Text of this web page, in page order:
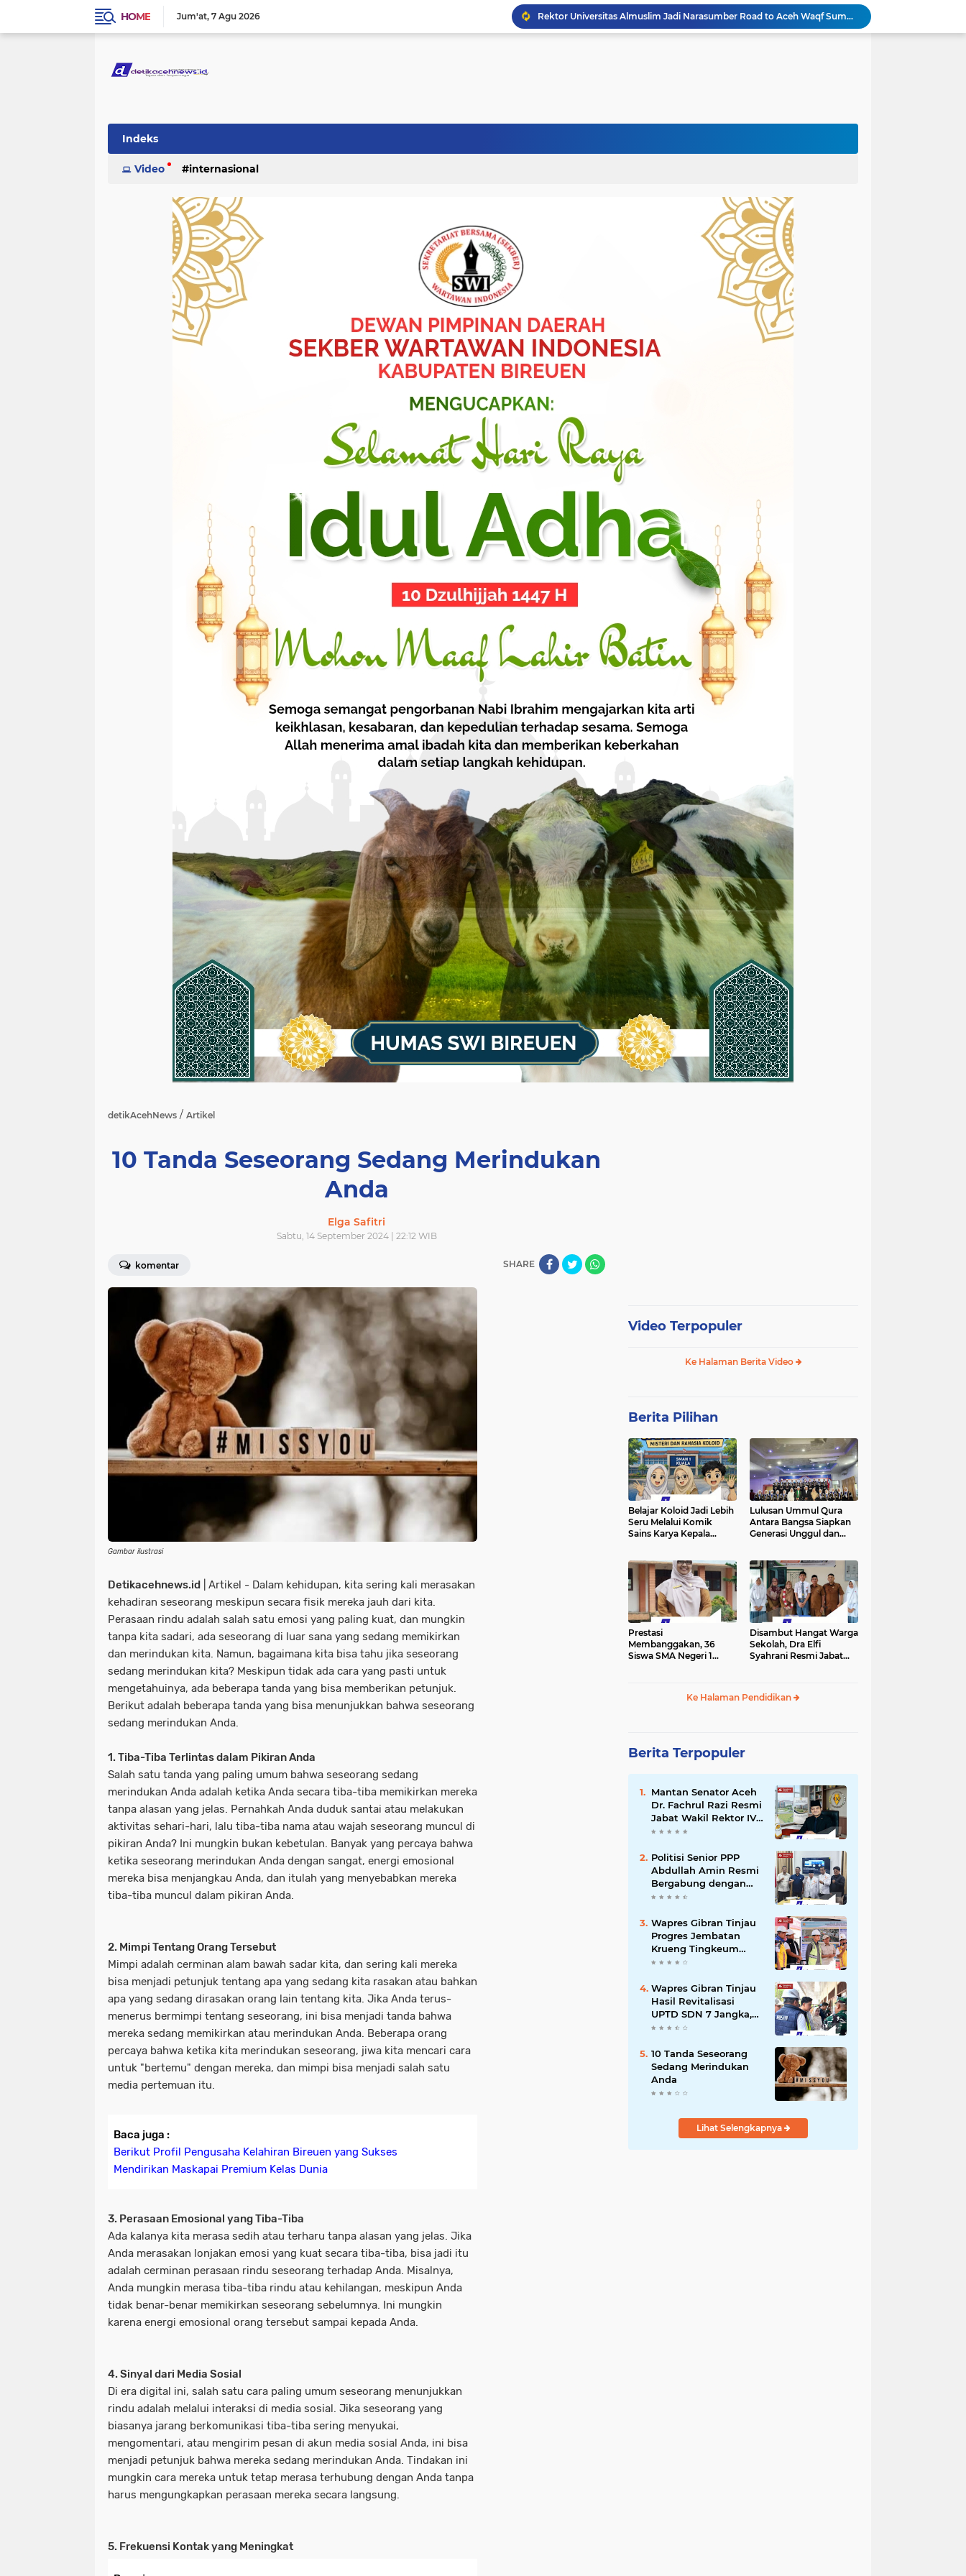
HOME Jum'at 7 Agu 2026
Rektor Universitas Almuslim Jadi Narasumber Road to Aceh Waqf Summit, Paparkan Praktik Baik Kampus Wakaf
Politisi Senior PPP Abdullah Amin Resmi Bergabung dengan PKS Bireuen
Wapres Gibran Tinjau Hasil Revitalisasi UPTD SDN 7 Jangka, Pastikan Pemulihan Pendidikan Pascabencana Berjalan Optimal
Indeks
Video internasional
detikAcehNews / Artikel
10 Tanda Seseorang Sedang Merindukan
Anda
Elga Safitri
Sabtu, 14 September 2024 | 22:12 WIB
komentar SHARE
Gambar ilustrasi
Detikacehnews.id | Artikel - Dalam kehidupan, kita sering kali merasakan
kehadiran seseorang meskipun secara fisik mereka jauh dari kita.
Perasaan rindu adalah salah satu emosi yang paling kuat, dan mungkin
tanpa kita sadari, ada seseorang di luar sana yang sedang memikirkan
dan merindukan kita. Namun, bagaimana kita bisa tahu jika seseorang
sedang merindukan kita? Meskipun tidak ada cara yang pasti untuk
mengetahuinya, ada beberapa tanda yang bisa memberikan petunjuk.
Berikut adalah beberapa tanda yang bisa menunjukkan bahwa seseorang
sedang merindukan Anda.
1. Tiba-Tiba Terlintas dalam Pikiran Anda
Salah satu tanda yang paling umum bahwa seseorang sedang
merindukan Anda adalah ketika Anda secara tiba-tiba memikirkan mereka
tanpa alasan yang jelas. Pernahkah Anda duduk santai atau melakukan
aktivitas sehari-hari, lalu tiba-tiba nama atau wajah seseorang muncul di
pikiran Anda? Ini mungkin bukan kebetulan. Banyak yang percaya bahwa
ketika seseorang merindukan Anda dengan sangat, energi emosional
mereka bisa menjangkau Anda, dan itulah yang menyebabkan mereka
tiba-tiba muncul dalam pikiran Anda.
2. Mimpi Tentang Orang Tersebut
Mimpi adalah cerminan alam bawah sadar kita, dan sering kali mereka
bisa menjadi petunjuk tentang apa yang sedang kita rasakan atau bahkan
apa yang sedang dirasakan orang lain tentang kita. Jika Anda terus-
menerus bermimpi tentang seseorang, ini bisa menjadi tanda bahwa
mereka sedang memikirkan atau merindukan Anda. Beberapa orang
percaya bahwa ketika kita merindukan seseorang, jiwa kita mencari cara
untuk "bertemu" dengan mereka, dan mimpi bisa menjadi salah satu
media pertemuan itu.
Baca juga :
Berikut Profil Pengusaha Kelahiran Bireuen yang Sukses
Mendirikan Maskapai Premium Kelas Dunia
3. Perasaan Emosional yang Tiba-Tiba
Ada kalanya kita merasa sedih atau terharu tanpa alasan yang jelas. Jika
Anda merasakan lonjakan emosi yang kuat secara tiba-tiba, bisa jadi itu
adalah cerminan perasaan rindu seseorang terhadap Anda. Misalnya,
Anda mungkin merasa tiba-tiba rindu atau kehilangan, meskipun Anda
tidak benar-benar memikirkan seseorang sebelumnya. Ini mungkin
karena energi emosional orang tersebut sampai kepada Anda.
4. Sinyal dari Media Sosial
Di era digital ini, salah satu cara paling umum seseorang menunjukkan
rindu adalah melalui interaksi di media sosial. Jika seseorang yang
biasanya jarang berkomunikasi tiba-tiba sering menyukai,
mengomentari, atau mengirim pesan di akun media sosial Anda, ini bisa
menjadi petunjuk bahwa mereka sedang merindukan Anda. Tindakan ini
mungkin cara mereka untuk tetap merasa terhubung dengan Anda tanpa
harus mengungkapkan perasaan mereka secara langsung.
5. Frekuensi Kontak yang Meningkat
Video Terpopuler
Ke Halaman Berita Video
Berita Pilihan
Belajar Koloid Jadi Lebih
Seru Melalui Komik
Sains Karya Kepala
Lulusan Ummul Qura
Antara Bangsa Siapkan
Generasi Unggul dan
Prestasi
Membanggakan, 36
Siswa SMA Negeri 1
Disambut Hangat Warga
Sekolah, Dra Elfi
Syahrani Resmi Jabat
Ke Halaman Pendidikan
Berita Terpopuler
Mantan Senator Aceh
Dr. Fachrul Razi Resmi
Jabat Wakil Rektor IV
Universitas Kartamulia
Politisi Senior PPP
Abdullah Amin Resmi
Bergabung dengan
PKS Bireuen
Wapres Gibran Tinjau
Progres Jembatan
Krueng Tingkeum
Kuta Blang
Wapres Gibran Tinjau
Hasil Revitalisasi
UPTD SDN 7 Jangka,
Pastikan Pemulihan
Pascabencana
Berjalan Optimal
10 Tanda Seseorang
Sedang Merindukan
Anda
Lihat Selengkapnya